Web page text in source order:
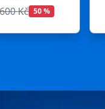
169 Kč 41 %